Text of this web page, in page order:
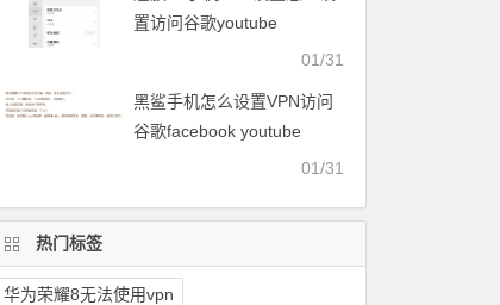
置访问谷歌youtube
01/31
黑鲨手机怎么设置VPN访问
谷歌facebook youtube
01/31
热门标签
华为荣耀8无法使用vpn